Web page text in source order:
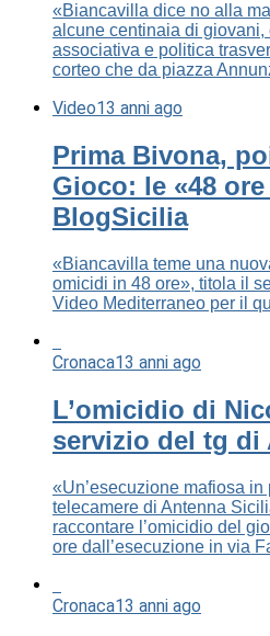
«Biancavilla dice no alla
alcune centinaia di giovani,
associativa e politica
corteo che da piazza
Video13 anni ago
Prima Bivona,
Gioco: le «48
BlogSicilia
«Biancavilla teme una
omicidi in 48 ore», titola il
Video Mediterraneo per il
Cronaca13 anni ago
L’omicidio di
servizio del tg di
«Un’esecuzione mafiosa
telecamere di Antenna
raccontare l’omicidio del
ore dall’esecuzione in via
Cronaca13 anni ago